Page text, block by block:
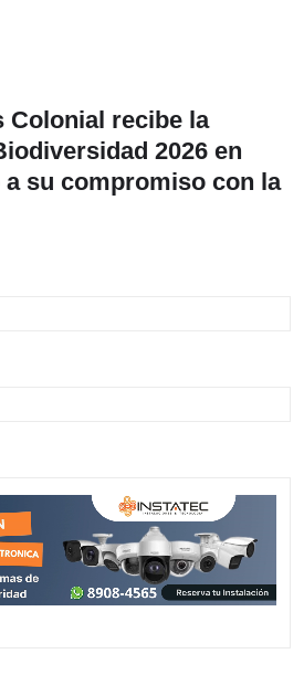
Colonial recibe la
2026 en
su compromiso con la